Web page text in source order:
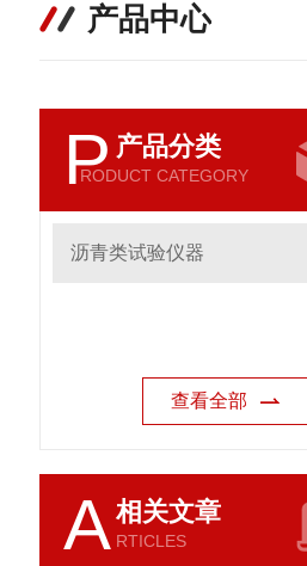
产品中心
P 产品分类
RODUCT CATEGORY
沥青类试验仪器
查看全部
A相关文章
RTICLES